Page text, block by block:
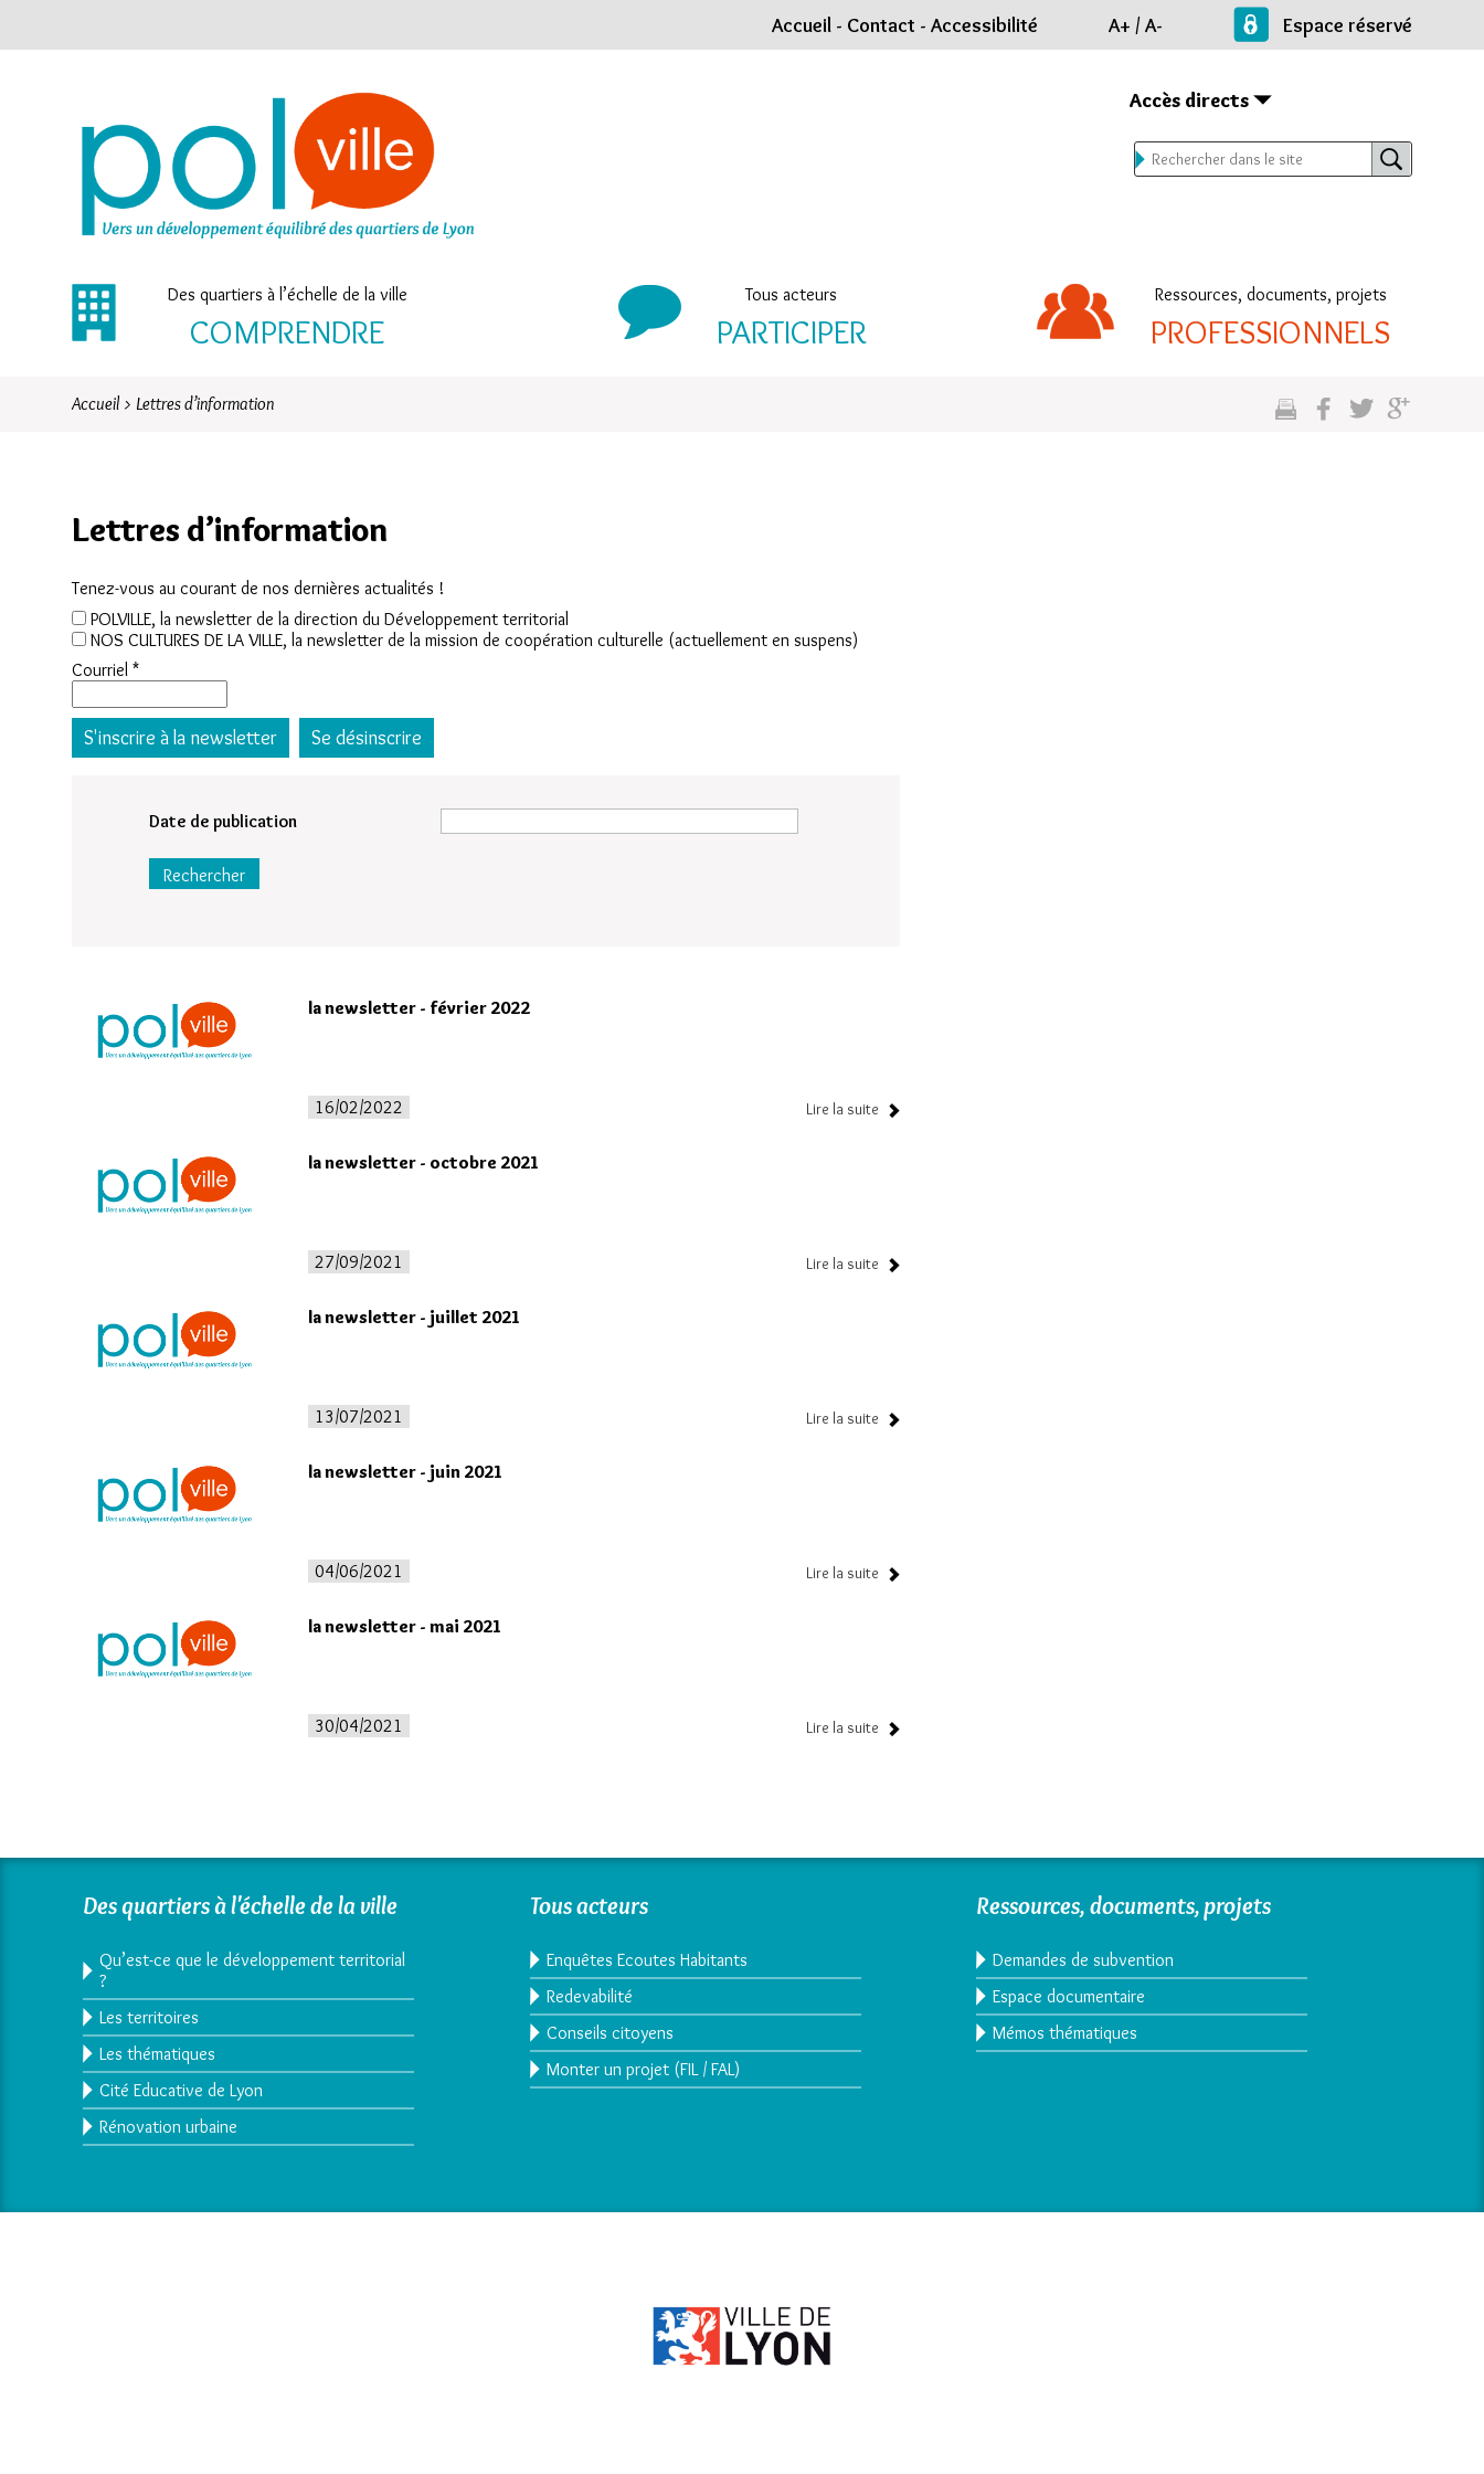
Accueil - Contact - Accessibilité A+ /A- Espace réservé
Accès directs
Des quartiers à l’échelle de la ville
COMPRENDRE
Tous acteurs
PARTICIPER
Ressources, documents, projets
PROFESSIONNELS
Accueil > Lettres d’information
Lettres d’information
Tenez-vous au courant de nos dernières actualités !
POLVILLE, la newsletter de la direction du Développement territorial
NOS CULTURES DE LA VILLE, la newsletter de la mission de coopération culturelle (actuellement en suspens)
Courriel *
Date de publication
la newsletter - février 2022
16/02/2022 Lire la suite
la newsletter - octobre 2021
27/09/2021 Lire la suite
la newsletter - juillet 2021
13/07/2021 Lire la suite
la newsletter - juin 2021
04/06/2021 Lire la suite
la newsletter - mai 2021
30/04/2021 Lire la suite
Des quartiers à l'échelle de la ville
Qu’est-ce que le développement territorial
?
Les territoires
Les thématiques
Cité Educative de Lyon
Rénovation urbaine
Tous acteurs
Enquêtes Ecoutes Habitants
Redevabilité
Conseils citoyens
Monter un projet (FIL / FAL)
Ressources, documents, projets
Demandes de subvention
Espace documentaire
Mémos thématiques